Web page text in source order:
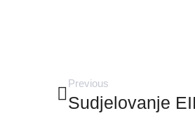
Previous